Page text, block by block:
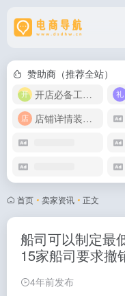
赞助商（推荐全站）
开店必备工具箱
店铺详情装修模版
首页 • 卖家资讯 • 正文
船司可以制定最
15家船司要求撤
4年前发布